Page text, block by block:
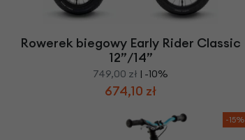
Rowerek biegowy Early Rider Classic
12”/14”
749,00 zł | -10%
674,10 zł
-15%